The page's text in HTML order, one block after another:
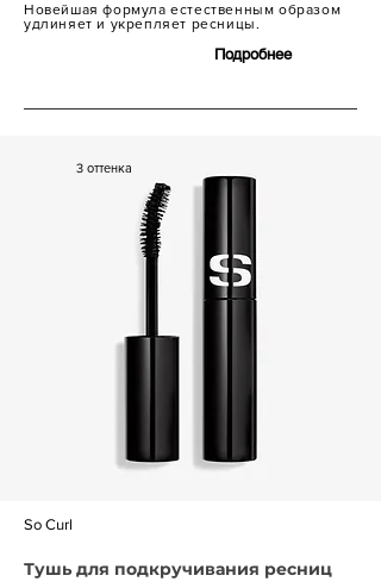
Новейшая формула естественным образом
удлиняет и укрепляет ресницы.
Подробнее
3 оттенка
So Curl
Тушь для подкручивания ресниц